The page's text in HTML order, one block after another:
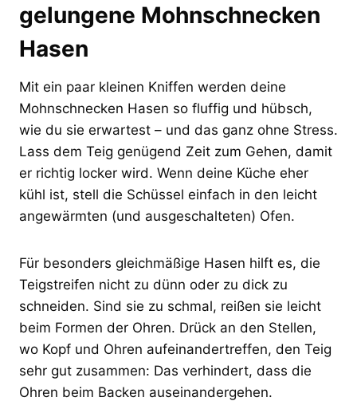
gelungene Mohnschnecken
Hasen
Mit ein paar kleinen Kniffen werden deine
Mohnschnecken Hasen so fluffig und hübsch,
wie du sie erwartest – und das ganz ohne Stress.
Lass dem Teig genügend Zeit zum Gehen, damit
er richtig locker wird. Wenn deine Küche eher
kühl ist, stell die Schüssel einfach in den leicht
angewärmten (und ausgeschalteten) Ofen.
Für besonders gleichmäßige Hasen hilft es, die
Teigstreifen nicht zu dünn oder zu dick zu
schneiden. Sind sie zu schmal, reißen sie leicht
beim Formen der Ohren. Drück an den Stellen,
wo Kopf und Ohren aufeinandertreffen, den Teig
sehr gut zusammen: Das verhindert, dass die
Ohren beim Backen auseinandergehen.